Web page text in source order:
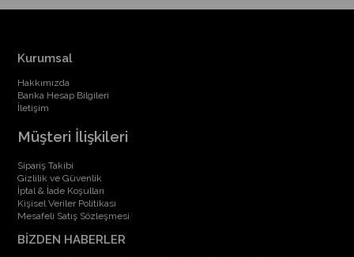
Kurumsal
Hakkımızda
Banka Hesap Bilgileri
İletişim
Müşteri İlişkileri
Sipariş Takibi
Gizlilik ve Güvenlik
İptal & İade Koşulları
Kişisel Veriler Politikası
Mesafeli Satış Sözleşmesi
BİZDEN HABERLER